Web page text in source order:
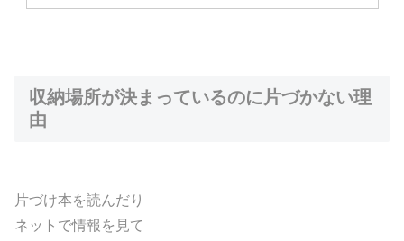
収納場所が決まっているのに片づかない理
由
片づけ本を読んだり
ネットで情報を見て